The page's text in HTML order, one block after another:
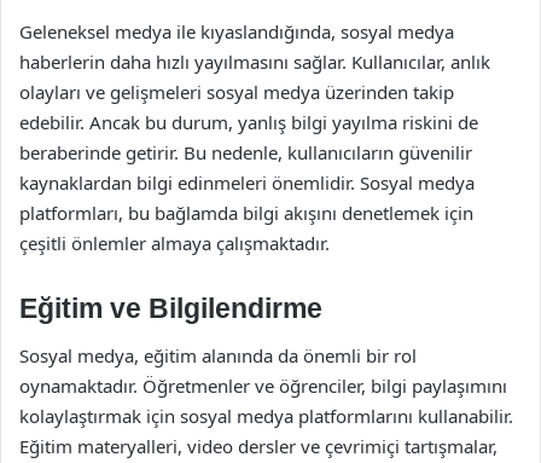
Geleneksel medya ile kıyaslandığında, sosyal medya
haberlerin daha hızlı yayılmasını sağlar. Kullanıcılar, anlık
olayları ve gelişmeleri sosyal medya üzerinden takip
edebilir. Ancak bu durum, yanlış bilgi yayılma riskini de
beraberinde getirir. Bu nedenle, kullanıcıların güvenilir
kaynaklardan bilgi edinmeleri önemlidir. Sosyal medya
platformları, bu bağlamda bilgi akışını denetlemek için
çeşitli önlemler almaya çalışmaktadır.
Eğitim ve Bilgilendirme
Sosyal medya, eğitim alanında da önemli bir rol
oynamaktadır. Öğretmenler ve öğrenciler, bilgi paylaşımını
kolaylaştırmak için sosyal medya platformlarını kullanabilir.
Eğitim materyalleri, video dersler ve çevrimiçi tartışmalar,